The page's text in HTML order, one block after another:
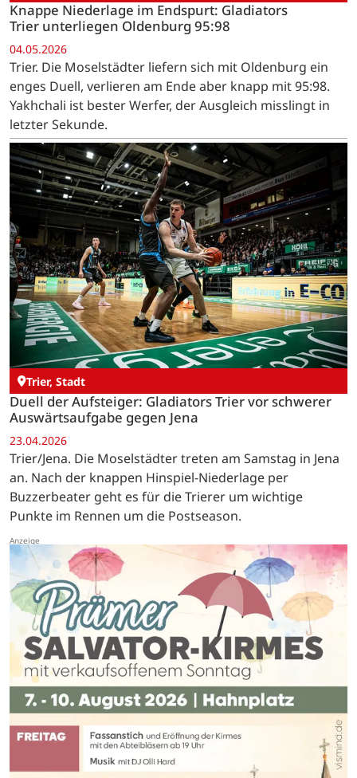
Knappe Niederlage im Endspurt: Gladiators
Trier unterliegen Oldenburg 95:98
04.05.2026
Trier. Die Moselstädter liefern sich mit Oldenburg ein
enges Duell, verlieren am Ende aber knapp mit 95:98.
Yakhchali ist bester Werfer, der Ausgleich misslingt in
letzter Sekunde.
Trier, Stadt
Duell der Aufsteiger: Gladiators Trier vor schwerer
Auswärtsaufgabe gegen Jena
23.04.2026
Trier/Jena. Die Moselstädter treten am Samstag in Jena
an. Nach der knappen Hinspiel-Niederlage per
Buzzerbeater geht es für die Trierer um wichtige
Punkte im Rennen um die Postseason.